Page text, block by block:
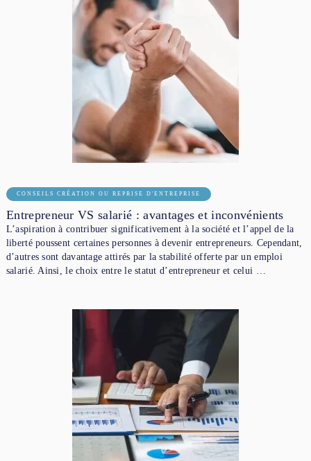
CONSEILS CRÉATION OU REPRISE D'ENTREPRISE
Entrepreneur VS salarié : avantages et inconvénients
L’aspiration à contribuer significativement à la société et l’appel de la
liberté poussent certaines personnes à devenir entrepreneurs. Cependant,
d’autres sont davantage attirés par la stabilité offerte par un emploi
salarié. Ainsi, le choix entre le statut d’entrepreneur et celui …